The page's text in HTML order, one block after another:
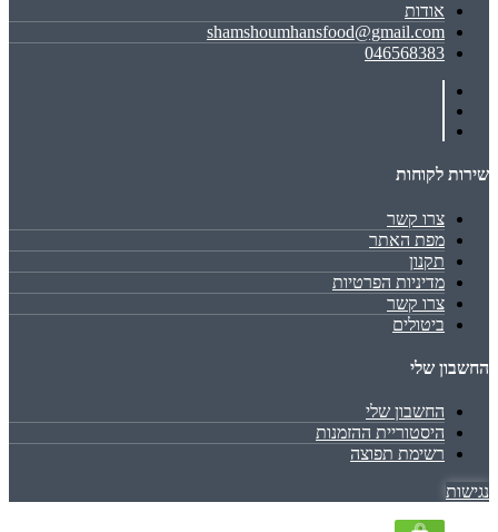
אודות
shamshoumhansfood@gmail.com
046568383
שירות לקוחות
צרו קשר
מפת האתר
תקנון
מדיניות הפרטיות
צרו קשר
ביטולים
החשבון שלי
החשבון שלי
היסטוריית ההזמנות
רשימת תפוצה
נגישות